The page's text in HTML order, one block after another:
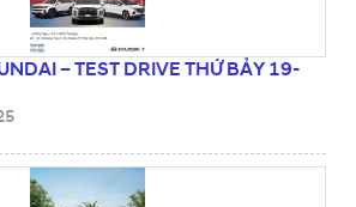
– TEST DRIVE THỨ BẢY 19-